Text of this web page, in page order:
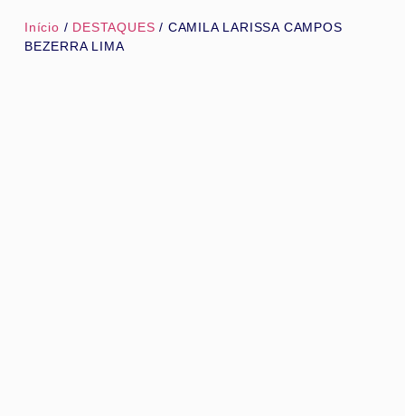
Início / DESTAQUES / CAMILA LARISSA CAMPOS
BEZERRA LIMA